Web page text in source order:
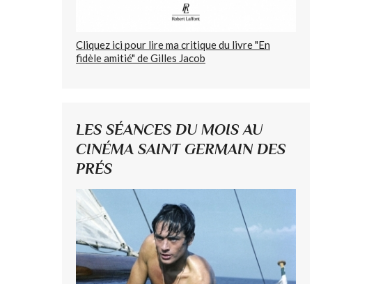
Cliquez ici pour lire ma critique du livre "En
fidèle amitié" de Gilles Jacob
LES SÉANCES DU MOIS AU
CINÉMA SAINT GERMAIN DES
PRÉS